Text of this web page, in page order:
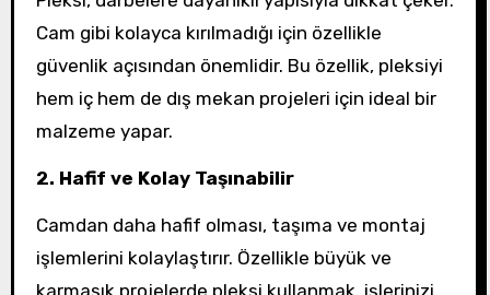
Cam gibi kolayca kırılmadığı için özellikle
güvenlik açısından önemlidir. Bu özellik, pleksiyi
hem iç hem de dış mekan projeleri için ideal bir
malzeme yapar.
2. Hafif ve Kolay Taşınabilir
Camdan daha hafif olması, taşıma ve montaj
işlemlerini kolaylaştırır. Özellikle büyük ve
karmaşık projelerde pleksi kullanmak, işlerinizi